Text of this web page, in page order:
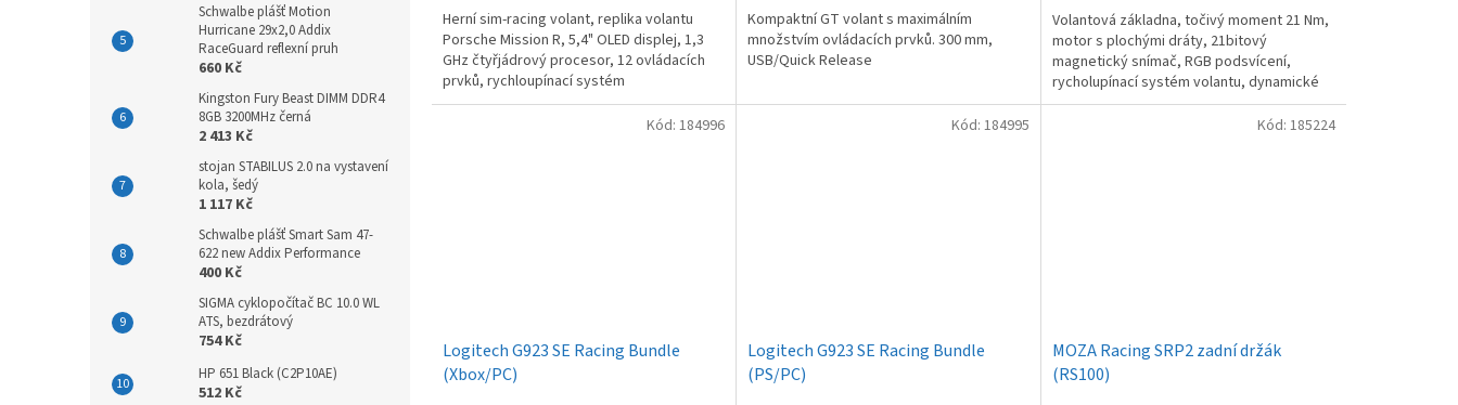
Schwalbe plášť Motion
Hurricane 29x2,0 Addix
RaceGuard reflexní pruh
660 Kč
Kingston Fury Beast DIMM DDR4
8GB 3200MHz černá
2 413 Kč
stojan STABILUS 2.0 na vystavení
kola, šedý
1 117 Kč
Schwalbe plášť Smart Sam 47-
622 new Addix Performance
400 Kč
SIGMA cyklopočítač BC 10.0 WL
ATS, bezdrátový
754 Kč
HP 651 Black (C2P10AE)
512 Kč
Herní sim-racing volant, replika volantu
Porsche Mission R, 5,4" OLED displej, 1,3
GHz čtyřjádrový procesor, 12 ovládacích
prvků, rychloupínací systém
Kompaktní GT volant s maximálním
množstvím ovládacích prvků. 300 mm,
USB/Quick Release
Volantová základna, točivý moment 21 Nm,
motor s plochými dráty, 21bitový
magnetický snímač, RGB podsvícení,
rycholupínací systém volantu, dynamické
řízení točivého momentu, hliník
Logitech G923 SE Racing Bundle
(Xbox/PC)
Kód: 184996
Logitech G923 SE Racing Bundle
(PS/PC)
Kód: 184995
MOZA Racing SRP2 zadní držák
(RS100)
Kód: 185224